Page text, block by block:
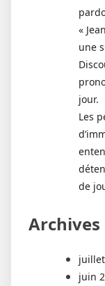
«
une
jour.
Les
de
Archives
juin